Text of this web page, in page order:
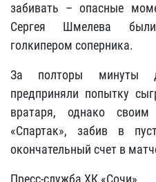
забивать – опасные
Сергея Шмелева
голкипером соперника.
За полторы минуты
предприняли попытку
вратаря, однако своим
«Спартак», забив в
окончательный счет в